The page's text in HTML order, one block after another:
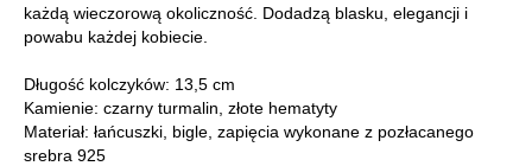
każdą wieczorową okoliczność. Dodadzą blasku, elegancji i
powabu każdej kobiecie.
Długość kolczyków: 13,5 cm
Kamienie: czarny turmalin, złote hematyty
Materiał: łańcuszki, bigle, zapięcia wykonane z pozłacanego
srebra 925